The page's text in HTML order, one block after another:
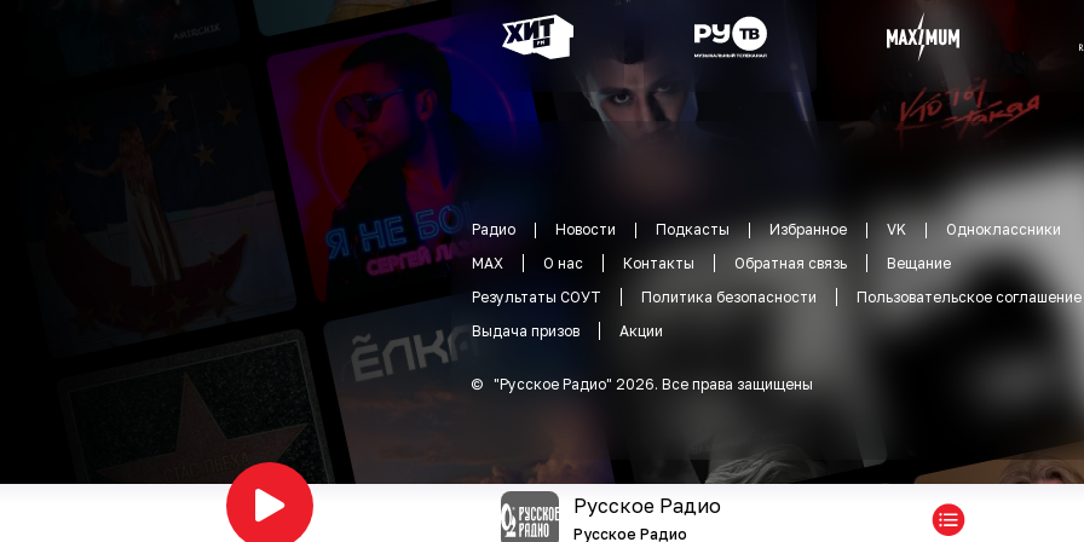
Радио Новости Подкасты Избранное VK
Одноклассники
MAX
О нас Контакты Обратная связь
Вещание
Результаты СОУТ
Политика безопасности
Пользовательское соглашение
Выдача призов
Акции
© "Русское Радио" 2026. Все права защищены
Русское Радио
Русское Радио